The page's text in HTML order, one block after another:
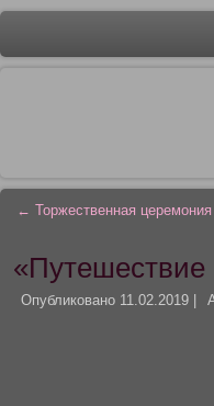
← Торжественная
«Путешествие
Опубликовано 11.02.2019